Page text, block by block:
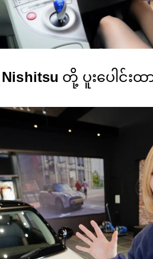
Nishitsuတို့ ပူးပေါင်း